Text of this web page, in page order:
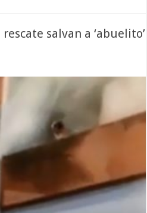
salvan a ‘abuelito’